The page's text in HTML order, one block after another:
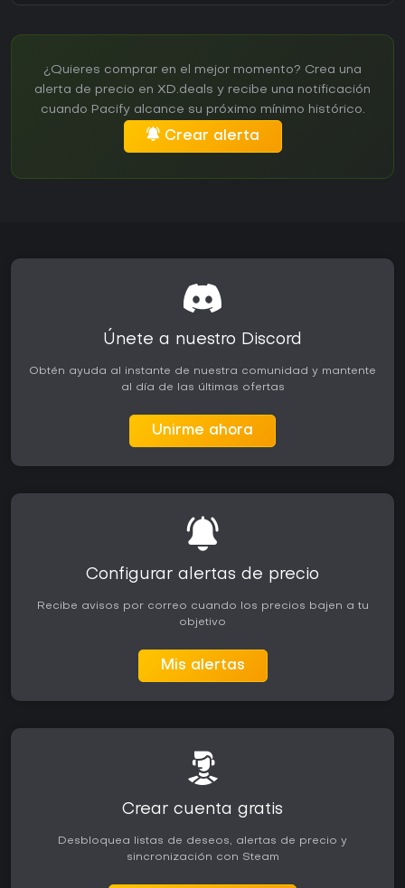
¿Quieres comprar en el mejor momento? Crea una
alerta de precio en XD.deals y recibe una notificación
cuando Pacify alcance su próximo mínimo histórico.
Crear alerta
Únete a nuestro Discord
Obtén ayuda al instante de nuestra comunidad y mantente
al día de las últimas ofertas
Unirme ahora
Configurar alertas de precio
Recibe avisos por correo cuando los precios bajen a tu
objetivo
Mis alertas
Crear cuenta gratis
Desbloquea listas de deseos, alertas de precio y
sincronización con Steam